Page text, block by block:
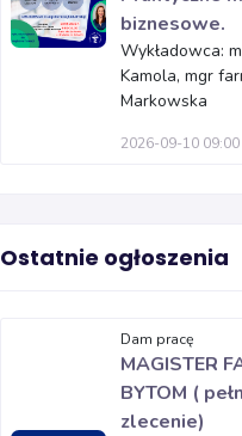
biznesowe.
Wykładowca:
Kamola, mgr
Markowska
2026-09-10 09:00
Ostatnie ogłoszenia
Dam pracę
MAGISTER
BYTOM (
zlecenie)